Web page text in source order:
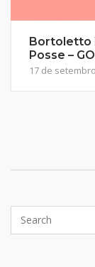
Bortoletto
Posse – GO
17 de